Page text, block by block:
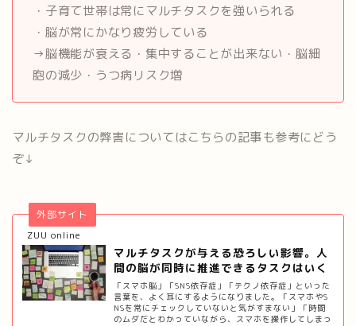
・子育て世帯は常にマルチタスクを強いられる
・脳が常にかなり疲労している
→脳機能が衰える・集中することが出来ない・脳細
胞の減少・うつ病リスク増
マルチタスクの弊害についてはこちらの記事も参考にどう
ぞ↓
ZUU online
外部サイト
マルチタスクが与える恐ろしい影響。人
間の脳が同時に推進できるタスクはいく
つま…
「スマホ脳」「SNS依存症」「テクノ依存症」といった
言葉を、よく耳にするようになりました。「スマホやS
NSを常にチェックしていないと気がすまない」「時間
のムダだとわかっていながら、スマホを操作してしまっ